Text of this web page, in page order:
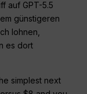
auf GPT-5.5
günstigeren
lohnen,
es dort
simplest next